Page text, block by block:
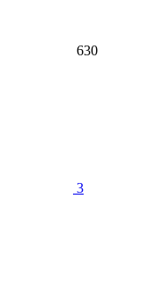
630
3